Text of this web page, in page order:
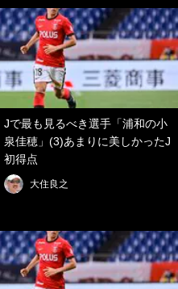
Jで最も見るべき選手「浦和の小
泉佳穂」(3)あまりに美しかったJ
初得点
大住良之